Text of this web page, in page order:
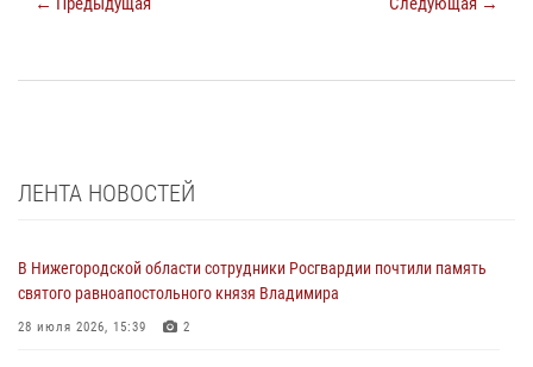
ЛЕНТА НОВОСТЕЙ
В Нижегородской области сотрудники Росгвардии почтили память
святого равноапостольного князя Владимира
28 июля 2026, 15:39 2